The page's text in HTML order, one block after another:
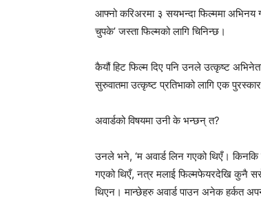
आफ्नो करिअरमा ३ सयभन्दा फिल्ममा अभिनय
चुपके’ जस्ता फिल्मको लागि चिनिन्छ।
कैयौं हिट फिल्म दिए पनि उनले उत्कृष्ट
सुरुवातमा उत्कृष्ट प्रतिभाको लागि एक
अवार्डको विषयमा उनी के भन्छन् त?
उनले भने, ‘म अवार्ड लिन गएको थिएँ। किनकि
गएको थिएँ, नत्र मलाई फिल्मफेयरदेखि कुनै
थिएन। मान्छेहरु अवार्ड पाउन अनेक हर्कत